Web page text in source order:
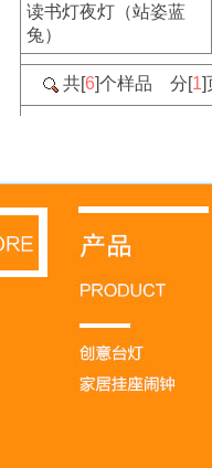
读书灯夜灯（站姿蓝
兔）
共[6]个样品 分[1]